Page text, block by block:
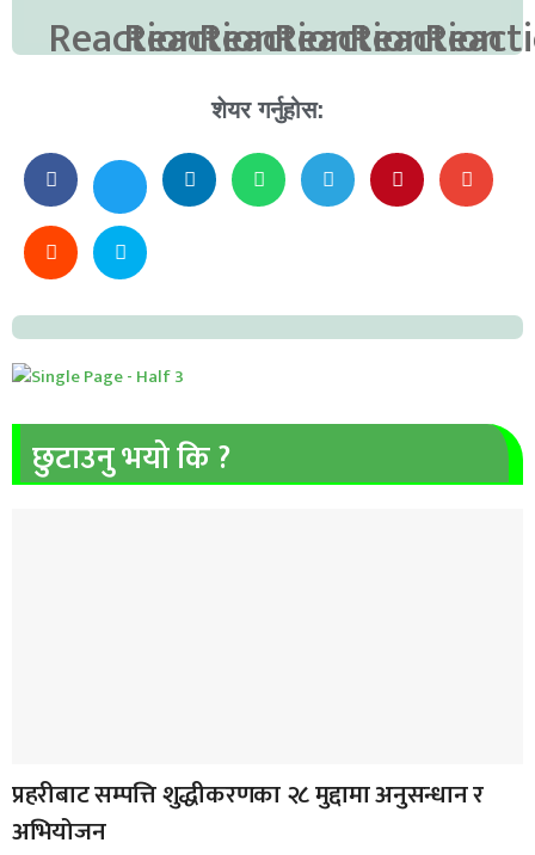
शेयर गर्नुहोस:
छुटाउनु भयो कि ?
प्रहरीबाट सम्पत्ति शुद्धीकरणका २८ मुद्दामा अनुसन्धान र
अभियोजन